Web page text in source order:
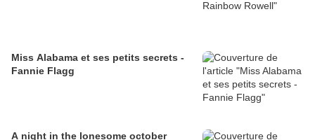
Miss Alabama et ses petits secrets -
Fannie Flagg
A night in the lonesome october